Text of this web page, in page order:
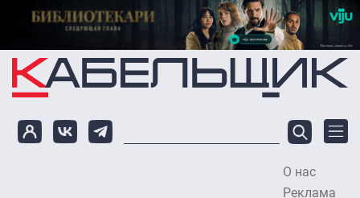
Перейти к основному содержанию
О нас
Реклама